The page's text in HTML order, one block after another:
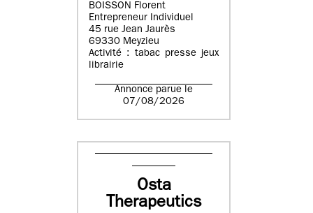
BOISSON Florent
Entrepreneur Individuel
45 rue Jean Jaurès
69330 Meyzieu
Activité : tabac presse jeux
librairie
Annonce parue le
07/08/2026
Osta
Therapeutics